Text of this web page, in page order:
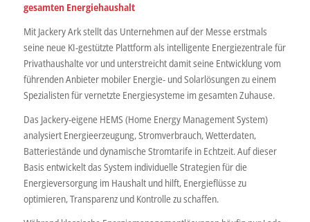
gesamten Energiehaushalt
Mit Jackery Ark stellt das Unternehmen auf der Messe erstmals
seine neue KI-gestützte Plattform als intelligente Energiezentrale für
Privathaushalte vor und unterstreicht damit seine Entwicklung vom
führenden Anbieter mobiler Energie- und Solarlösungen zu einem
Spezialisten für vernetzte Energiesysteme im gesamten Zuhause.
Das Jackery-eigene HEMS (Home Energy Management System)
analysiert Energieerzeugung, Stromverbrauch, Wetterdaten,
Batteriestände und dynamische Stromtarife in Echtzeit. Auf dieser
Basis entwickelt das System individuelle Strategien für die
Energieversorgung im Haushalt und hilft, Energieflüsse zu
optimieren, Transparenz und Kontrolle zu schaffen.